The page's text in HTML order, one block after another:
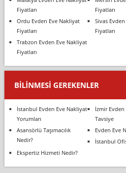
Fiyatları
Fiyatları
Ordu Evden Eve Nakliyat
Fiyatları
Sivas
Fiyatları
Trabzon Evden Eve Nakliyat
Fiyatları
BILINMESI GEREKENLER
İstanbul Evden Eve Nakliyat
Yorumları
İzmir
Tavsiye
Asansörlü Taşımacılık
Nedir?
Evden Eve
İstanbul Ofis
Ekspertiz Hizmeti Nedir?